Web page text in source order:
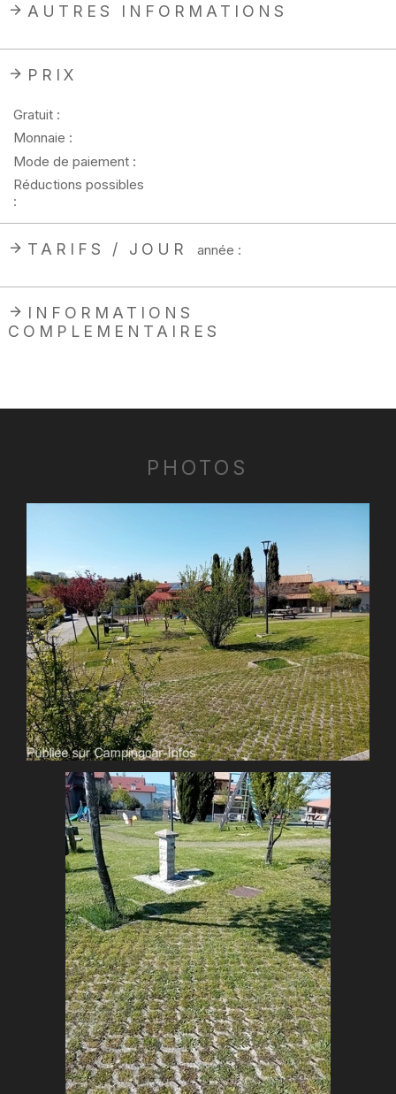
AUTRES INFORMATIONS
PRIX
Gratuit :
Monnaie :
Mode de paiement :
Réductions possibles
:
TARIFS / JOUR année :
INFORMATIONS
COMPLEMENTAIRES
PHOTOS